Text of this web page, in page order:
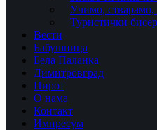
Учимо, стварамо,
Туристички
Вести
Бабушница
Бела Паланка
Димитровград
Пирот
О нама
Контакт
Импресум